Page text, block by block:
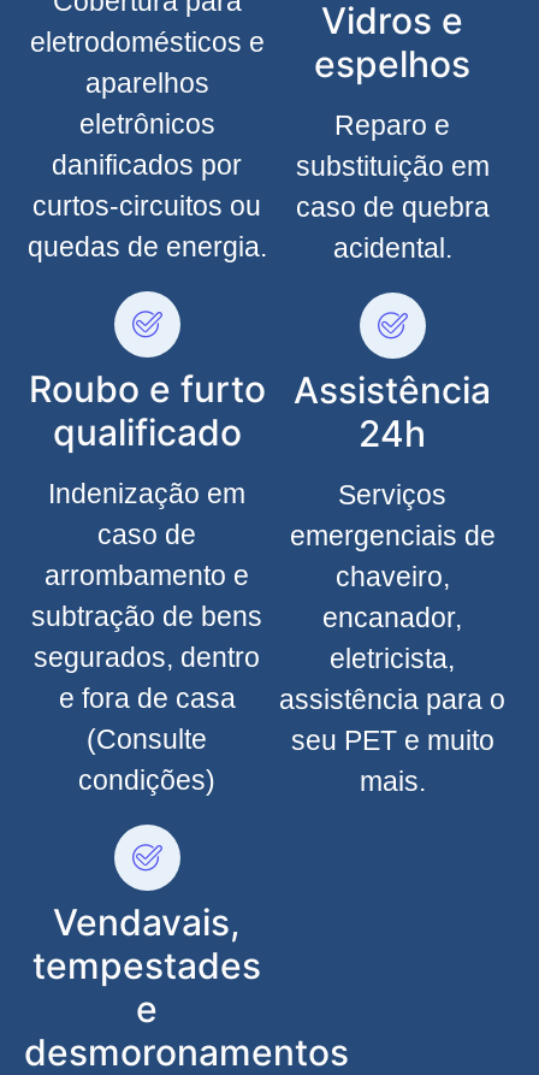
eletrodomésticos e
aparelhos
eletrônicos
danificados por
curtos-circuitos ou
quedas de energia.
Roubo e furto
qualificado
Indenização em
caso de
arrombamento e
subtração de bens
segurados, dentro
e fora de casa
(Consulte
condições)
Vendavais,
tempestades
e
desmoronamentos
Vidros e
espelhos
Reparo e
substituição em
caso de quebra
acidental.
Assistência
24h
Serviços
emergenciais de
chaveiro,
encanador,
eletricista,
assistência para o
seu PET e muito
mais.